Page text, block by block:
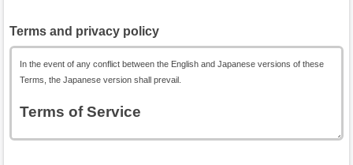
Terms and privacy policy
In the event of any conflict between the English and Japanese versions of these
Terms, the Japanese version shall prevail.
Terms of Service
General Rule